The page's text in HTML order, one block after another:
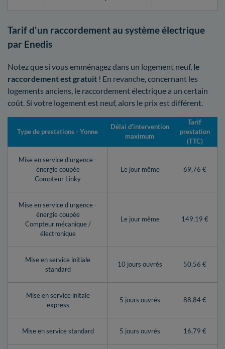
Tarif d'un raccordement au système électrique
par Enedis
Notez que si vous emménagez dans un logement neuf, le
raccordement est gratuit ! En revanche, concernant les
logements anciens, le raccordement électrique a un certain
coût. Si votre logement est neuf, alors le prix est différent.
Type de prestations - Yonne
Délai d’intervention
maximum
Tarif
prestation
(TTC)
Mise en service d'urgence -
énergie coupée
Compteur Linky
Le jour même 69,76 €
Mise en service d’urgence -
énergie coupée
Compteur mécanique /
électronique
Le jour même 149,19 €
Mise en service initiale
standard
10 jours ouvrés 50,56 €
Mise en service initale
express
5 jours ouvrés 88,84 €
Mise en service standard 5 jours ouvrés 16,79 €